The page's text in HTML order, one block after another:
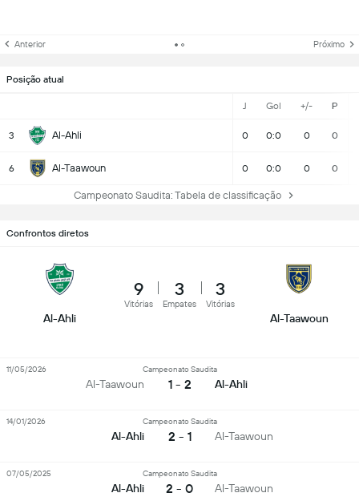
Anterior Próximo
Posição atual
J Gol +/- P
3 Al-Ahli 0 0:0 0 0
6 Al-Taawoun 0 0:0 0 0
Campeonato Saudita: Tabela de classificação
Confrontos diretos
Al-Ahli
9
Vitórias
3
Empates
3
Vitórias
Al-Taawoun
Al-Taawoun
Campeonato Saudita
1 - 2 Al-Ahli
11/05/2026
Al-Ahli
Campeonato Saudita
2 - 1 Al-Taawoun
14/01/2026
Al-Ahli
Campeonato Saudita
2 - 0 Al-Taawoun
07/05/2025